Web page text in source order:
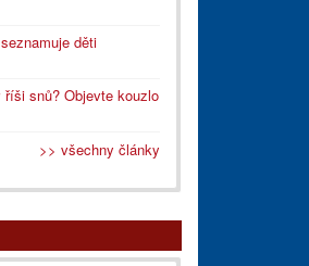
děti
snů? Objevte kouzlo
>> všechny články